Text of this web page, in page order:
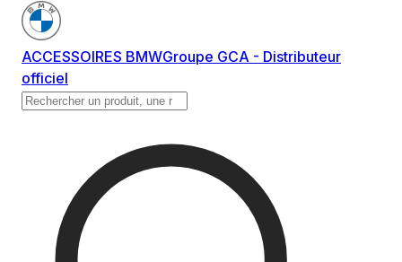
ACCESSOIRES BMWGroupe GCA - Distributeur
officiel